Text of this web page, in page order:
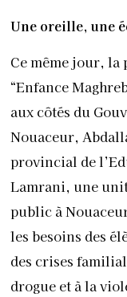
Une oreille, une
Ce même jour, la
“Enfance
aux côtés du
Nouaceur,
provincial de
Lamrani, une
public à
les besoins des
des crises
drogue et à la